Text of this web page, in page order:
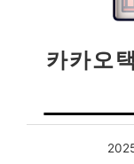
카카오